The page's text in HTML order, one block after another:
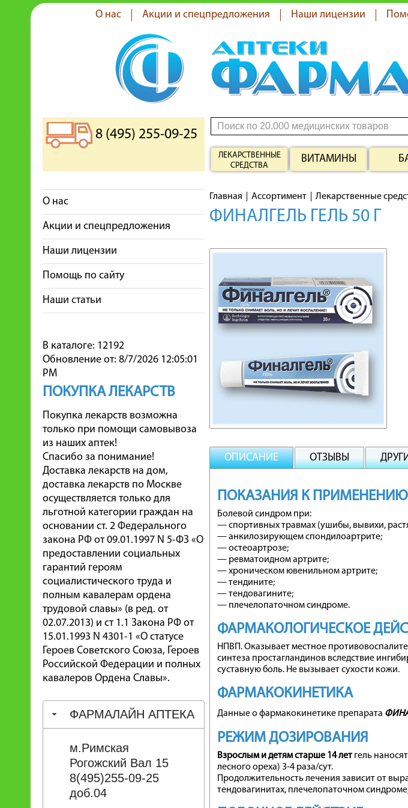
О нас Акции и спецпредложения Наши лицензии
8 (495) 255-09-25
ЛЕКАРСТВЕННЫЕ
СРЕДСТВА
ВИТАМИНЫ
О нас
Акции и спецпредложения
Наши лицензии
Помощь по сайту
Наши статьи
В каталоге: 12192
Обновление от: 8/7/2026 12:05:01
PM
ПОКУПКА ЛЕКАРСТВ
Покупка лекарств возможна
только при помощи самовывоза
из наших аптек!
Спасибо за понимание!
Доставка лекарств на дом,
доставка лекарств по Москве
осуществляется только для
льготной категории граждан на
основании ст. 2 Федерального
закона РФ от 09.01.1997 N 5-ФЗ «О
предоставлении социальных
гарантий героям
социалистического труда и
полным кавалерам ордена
трудовой славы» (в ред. от
02.07.2013) и ст 1.1 Закона РФ от
15.01.1993 N 4301-1 «О статусе
Героев Советского Союза, Героев
Российской Федерации и полных
кавалеров Ордена Славы».
ФАРМАЛАЙН АПТЕКА
м.Римская
Рогожский Вал 15
8(495)255-09-25
доб.04
Главная Ассортимент Лекарственные
ФИНАЛГЕЛЬ ГЕЛЬ 50 Г
ОПИСАНИЕ ОТЗЫВЫ
ПОКАЗАНИЯ К ПРИМЕНЕНИЮ
Болевой синдром при:
— спортивных травмах (ушибы, вывихи,
— анкилозирующем спондилоартрите;
— остеоартрозе;
— ревматоидном артрите;
— хроническом ювенильном артрите;
— тендините;
— тендовагините;
— плечелопаточном синдроме.
ФАРМАКОЛОГИЧЕСКОЕ
НПВП. Оказывает местное
синтеза простагландинов вследствие
суставную боль. Не вызывает сухости кожи.
ФАРМАКОКИНЕТИКА
Данные о фармакокинетике препарата
РЕЖИМ ДОЗИРОВАНИЯ
Взрослым и детям старше 14 лет гель
лесного ореха) 3-4 раза/сут.
Продолжительность лечения зависит от
тендовагинитах, плечелопаточном